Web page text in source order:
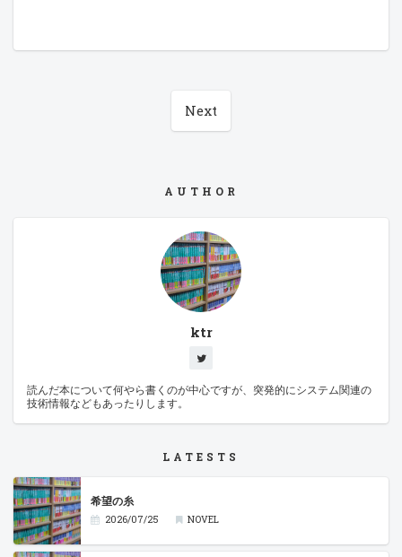
Next
AUTHOR
ktr
読んだ本について何やら書くのが中心ですが、突発的にシステム関連の
技術情報などもあったりします。
LATESTS
希望の糸
2026/07/25 NOVEL